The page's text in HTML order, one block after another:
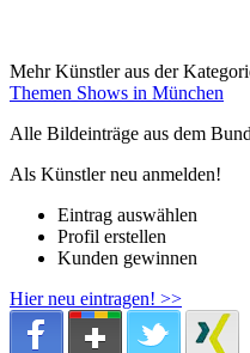
Mehr Künstler aus der
Themen Shows in München
Alle Bildeinträge aus dem
Als Künstler neu anmelden!
Eintrag auswählen
Profil erstellen
Kunden gewinnen
Hier neu eintragen! >>